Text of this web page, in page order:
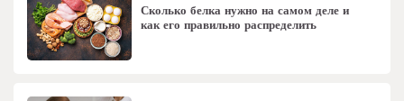
Сколько белка нужно на самом деле и
как его правильно распределить